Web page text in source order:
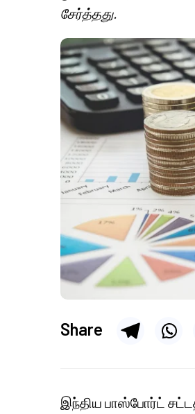
சேர்த்தது.
Share
இந்திய பாஸ்போர்ட்